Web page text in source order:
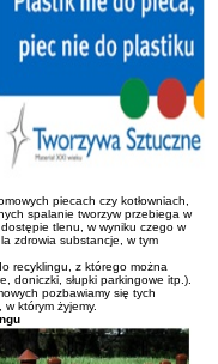
piecach czy kotłowniach,
spalanie tworzyw przebiega w
tlenu, w wyniku czego w
zdrowia substancje, w tym
recyklingu, z którego można
doniczki, słupki parkingowe itp.).
pozbawiamy się tych
którym żyjemy.